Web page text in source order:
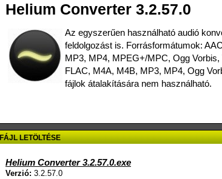
Helium Converter 3.2.57.0
Az egyszerűen használható audió
feldolgozást is. Forrásformátumok:
MP3, MP4, MPEG+/MPC, Ogg
FLAC, M4A, M4B, MP3, MP4, Ogg
fájlok átalakítására nem használható.
FÁJL LETÖLTÉSE
Helium Converter 3.2.57.0.exe
Verzió: 3.2.57.0